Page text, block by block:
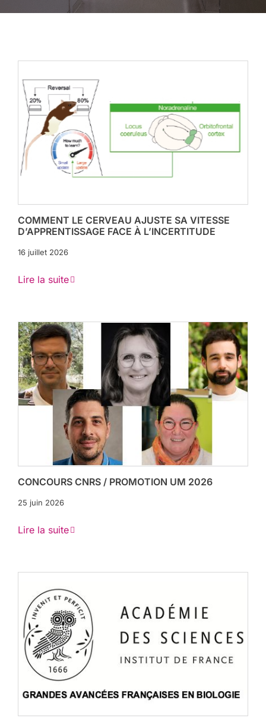
COMMENT LE CERVEAU AJUSTE SA VITESSE
D’APPRENTISSAGE FACE À L’INCERTITUDE
16 juillet 2026
Lire la suite
CONCOURS CNRS / PROMOTION UM 2026
25 juin 2026
Lire la suite